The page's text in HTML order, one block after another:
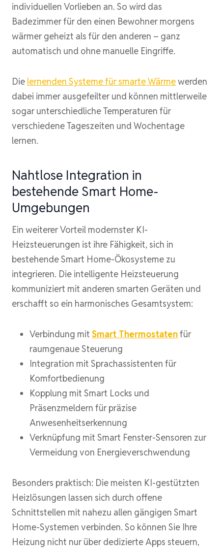
individuellen Vorlieben an. So wird das
Badezimmer für den einen Bewohner morgens
wärmer geheizt als für den anderen – ganz
automatisch und ohne manuelle Eingriffe.
Die lernenden Systeme für smarte Wärmewerden
dabei immer ausgefeilter und können mittlerweile
sogar unterschiedliche Temperaturen für
verschiedene Tageszeiten und Wochentage
lernen.
Nahtlose Integration in
bestehende Smart Home-
Umgebungen
Ein weiterer Vorteil modernster KI-
Heizsteuerungen ist ihre Fähigkeit, sich in
bestehende Smart Home-Ökosysteme zu
integrieren. Die intelligente Heizsteuerung
kommuniziert mit anderen smarten Geräten und
erschafft so ein harmonisches Gesamtsystem:
Verbindung mit Smart Thermostatenfür
raumgenaue Steuerung
Integration mit Sprachassistenten für
Komfortbedienung
Kopplung mit Smart Locks und
Präsenzmeldern für präzise
Anwesenheitserkennung
Verknüpfung mit Smart Fenster-Sensoren zur
Vermeidung von Energieverschwendung
Besonders praktisch: Die meisten KI-gestützten
Heizlösungen lassen sich durch offene
Schnittstellen mit nahezu allen gängigen Smart
Home-Systemen verbinden. So können Sie Ihre
Heizung nicht nur über dedizierte Apps steuern,